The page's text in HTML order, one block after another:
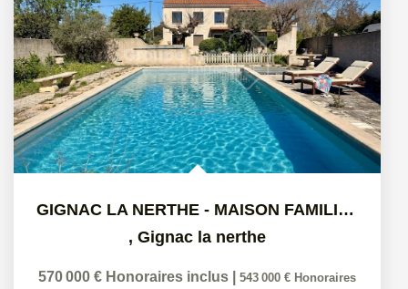
GIGNAC LA NERTHE - MAISON FAMILIALE AVEC PISCINE SUR PLUS...
, Gignac la nerthe
570 000 € Honoraires inclus 543 000 € Honoraires